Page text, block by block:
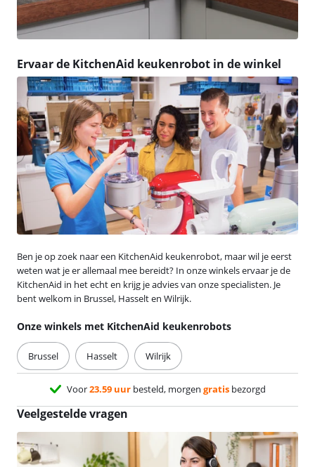
Ervaar de KitchenAid keukenrobot in de winkel
Ben je op zoek naar een KitchenAid keukenrobot, maar wil je eerst
weten wat je er allemaal mee bereidt? In onze winkels ervaar je de
KitchenAid in het echt en krijg je advies van onze specialisten. Je
bent welkom in Brussel, Hasselt en Wilrijk.
Onze winkels met KitchenAid keukenrobots
Brussel Hasselt Wilrijk
Voor23.59 uurbesteld, morgen gratisbezorgd
Veelgestelde vragen